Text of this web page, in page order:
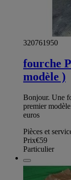
320761950
fourche
modèle )
Bonjour. Une
premier
euros
Pièces et
Prix€59
Particulier